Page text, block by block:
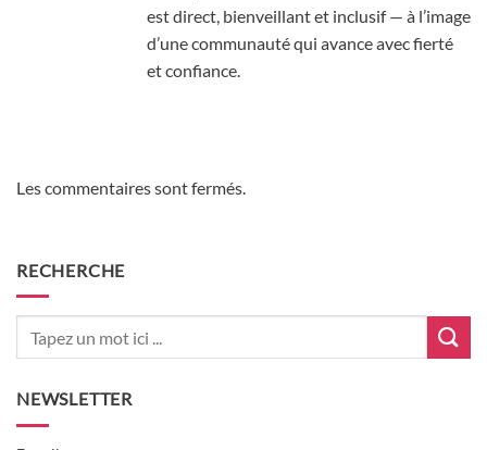
est direct, bienveillant et inclusif — à l’image
d’une communauté qui avance avec fierté
et confiance.
Les commentaires sont fermés.
RECHERCHE
NEWSLETTER